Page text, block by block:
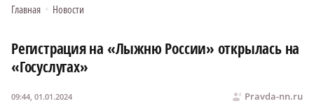
Главная • Новости
Регистрация на «Лыжню России» открылась на
«Госуслугах»
Pravda-nn.ru
09:44, 01.01.2024